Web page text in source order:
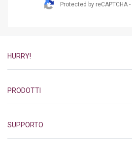
Protected by reCAPTCHA -
HURRY!
PRODOTTI
SUPPORTO